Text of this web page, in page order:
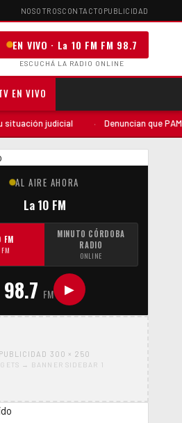
NOSOTROSCONTACTO PUBLICIDAD
EN VIVO · La 10 FM FM 98.7
ESCUCHÁ LA RADIO ONLINE
EN VIVO
judicial Denuncian que PAMI
AL AIRE AHORA
La 10 FM
FM
MINUTO CÓRDOBA
RADIO
ONLINE
98.7 FM ▶
PUBLICIDAD 300 × 250
→ BANNER SIDEBAR 1